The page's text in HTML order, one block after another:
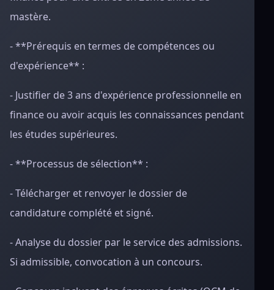
mastère.
- **Prérequis en termes de compétences ou
d'expérience** :
- Justifier de 3 ans d'expérience professionnelle en
finance ou avoir acquis les connaissances pendant
les études supérieures.
- **Processus de sélection** :
- Télécharger et renvoyer le dossier de
candidature complété et signé.
- Analyse du dossier par le service des admissions.
Si admissible, convocation à un concours.